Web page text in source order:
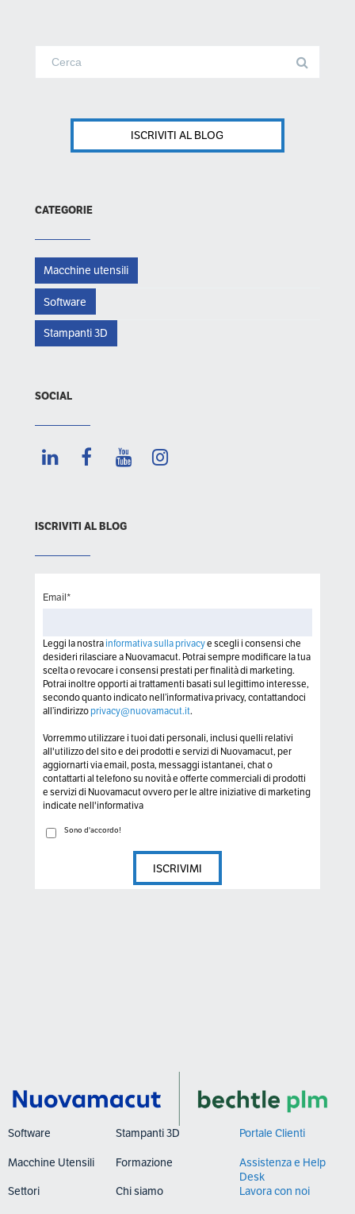
ISCRIVITI AL BLOG
CATEGORIE
Macchine utensili
Software
Stampanti 3D
SOCIAL
ISCRIVITI AL BLOG
Email*
Leggi la nostra informativa sulla privacye scegli i consensi che
desideri rilasciare a Nuovamacut. Potrai sempre modificare la tua
scelta o revocare i consensi prestati per finalità di marketing.
Potrai inoltre opporti ai trattamenti basati sul legittimo interesse,
secondo quanto indicato nell’informativa privacy, contattandoci
all’indirizzoprivacy@nuovamacut.it.
Vorremmo utilizzare i tuoi dati personali, inclusi quelli relativi
all'utilizzo del sito e dei prodotti e servizi di Nuovamacut, per
aggiornarti via email, posta, messaggi istantanei, chat o
contattarti al telefono su novità e offerte commerciali di prodotti
e servizi di Nuovamacut ovvero per le altre iniziative di marketing
indicate nell'informativa
Sono d'accordo!
Software Stampanti 3D
Macchine Utensili Formazione
Settori Chi siamo
Portale Clienti
Assistenza e Help
Desk
Lavora con noi